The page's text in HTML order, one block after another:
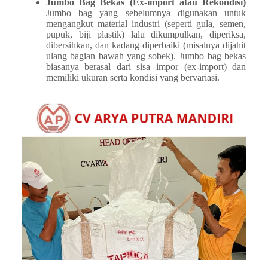
Jumbo Bag Bekas (Ex-import atau Rekondisi)
Jumbo bag yang sebelumnya digunakan untuk
mengangkut material industri (seperti gula, semen,
pupuk, biji plastik) lalu dikumpulkan, diperiksa,
dibersihkan, dan kadang diperbaiki (misalnya dijahit
ulang bagian bawah yang sobek). Jumbo bag bekas
biasanya berasal dari sisa impor (ex-import) dan
memiliki ukuran serta kondisi yang bervariasi.